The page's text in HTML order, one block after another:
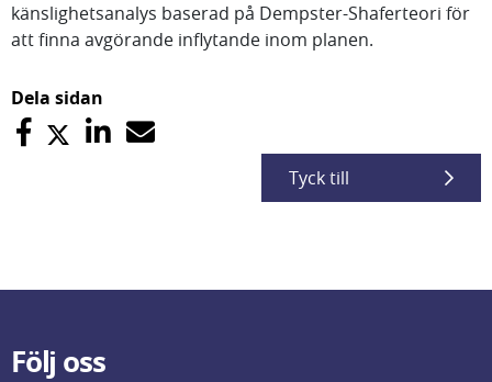
känslighetsanalys baserad på Dempster-Shaferteori för
att finna avgörande inflytande inom planen.
Dela sidan
Tyck till
Följ oss